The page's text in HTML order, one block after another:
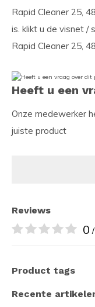
Rapid Cleaner 25,
is. klikt u de visnet /
Rapid Cleaner 25,
Heeft u een
Onze medewerker
juiste product
Reviews
0
Product tags
Recente